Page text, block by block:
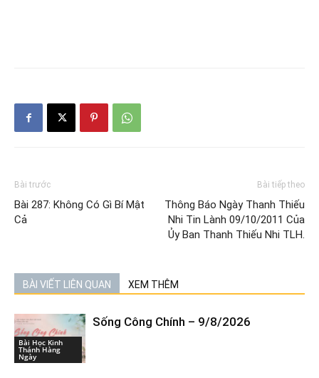
Bài trước
Bài 287: Không Có Gì Bí Mật
Cả
Bài tiếp theo
Thông Báo Ngày Thanh Thiếu
Nhi Tin Lành 09/10/2011 Của
Ủy Ban Thanh Thiếu Nhi TLH.
BÀI VIẾT LIÊN QUAN XEM THÊM
Bài Học Kinh
Thánh Hàng
Ngày
Sống Công Chính – 9/8/2026